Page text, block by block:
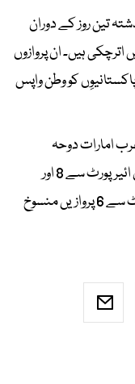
تین روز کے دوران
کی 4 ریلیف پروازیں اترچکی ہیں۔ ان پروازوں
کو وطن واپس
امارات دوحہ
انستبول کی 27 پروازیں منسوخ ہوئیں۔ ملتان ائیرپورٹ سے 8 اور
فیصل آباد ائیرپورٹ سے 7 سیالکوٹ ائیرپورٹ سے 6 پروازیں منسوخ